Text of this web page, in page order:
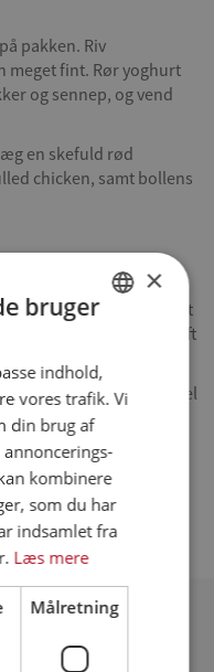
pakken. Riv
meget fint. Rør yoghurt
og sennep, og vend
en skefuld rød
chicken, samt bollens
på emballagen. Snit
Blend salsa med limesaft
på hver tortilla, og fordel
og fold
af coleslaw’en og
ENGLISH
SPANISH
GERMAN
×
bruger
indhold,
vores trafik. Vi
din brug af
kombinere
som du har
indsamlet fra
Læs mere
Målretning